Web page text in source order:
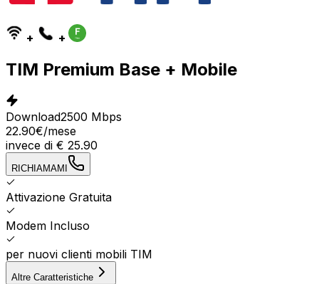
+ +
TIM Premium Base + Mobile
Download2500 Mbps
22.90€/mese
invece di € 25.90
RICHIAMAMI
Attivazione Gratuita
Modem Incluso
per nuovi clienti mobili TIM
Altre Caratteristiche